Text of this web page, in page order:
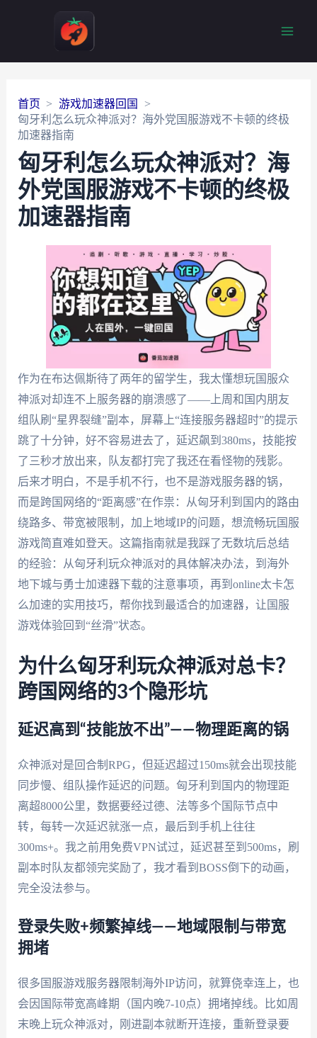
首页
游戏加速器回国
匈牙利怎么玩众神派对？海外党国服游戏不卡顿的终极
加速器指南
匈牙利怎么玩众神派对？海
外党国服游戏不卡顿的终极
加速器指南
作为在布达佩斯待了两年的留学生，我太懂想玩国服众
神派对却连不上服务器的崩溃感了——上周和国内朋友
组队刷“星界裂缝”副本，屏幕上“连接服务器超时”的提示
跳了十分钟，好不容易进去了，延迟飙到380ms，技能按
了三秒才放出来，队友都打完了我还在看怪物的残影。
后来才明白，不是手机不行，也不是游戏服务器的锅，
而是跨国网络的“距离感”在作祟：从匈牙利到国内的路由
绕路多、带宽被限制，加上地域IP的问题，想流畅玩国服
游戏简直难如登天。这篇指南就是我踩了无数坑后总结
的经验：从匈牙利玩众神派对的具体解决办法，到海外
地下城与勇士加速器下载的注意事项，再到online太卡怎
么加速的实用技巧，帮你找到最适合的加速器，让国服
游戏体验回到“丝滑”状态。
为什么匈牙利玩众神派对总卡？
跨国网络的3个隐形坑
延迟高到“技能放不出”——物理距离的锅
众神派对是回合制RPG，但延迟超过150ms就会出现技能
同步慢、组队操作延迟的问题。匈牙利到国内的物理距
离超8000公里，数据要经过德、法等多个国际节点中
转，每转一次延迟就涨一点，最后到手机上往往
300ms+。我之前用免费VPN试过，延迟甚至到500ms，刷
副本时队友都领完奖励了，我才看到BOSS倒下的动画，
完全没法参与。
登录失败+频繁掉线——地域限制与带宽
拥堵
很多国服游戏服务器限制海外IP访问，就算侥幸连上，也
会因国际带宽高峰期（国内晚7-10点）拥堵掉线。比如周
末晚上玩众神派对，刚进副本就断开连接，重新登录要